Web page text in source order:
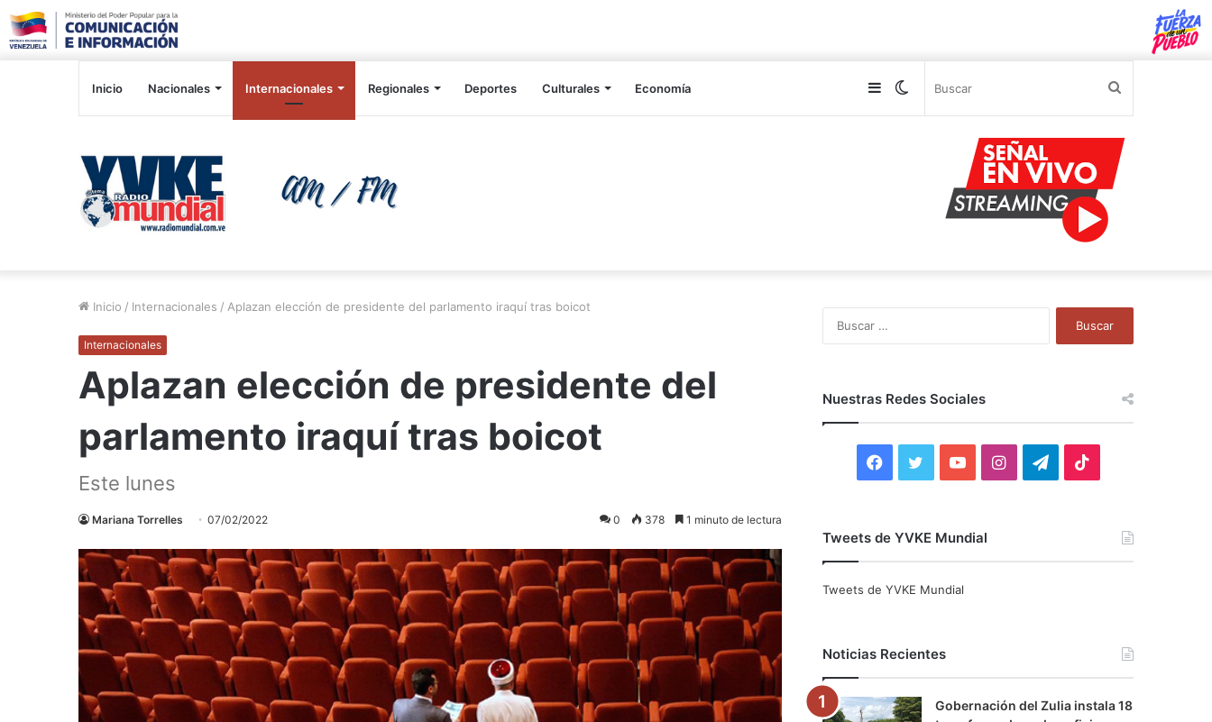
Inicio Nacionales Internacionales Regionales Deportes Culturales Economía Switch
Sidebar
Inicio / Internacionales / Aplazan elección de presidente del parlamento iraquí tras boicot
Internacionales
Aplazan elección de presidente del
parlamento iraquí tras boicot
Este lunes
Mariana Torrelles 07/02/2022 0 378 1 minuto de lectura
Nuestras Redes Sociales
F
c
o
k
i
r
Y
u
e
I
r
a
T
a
m
Tweets de YVKE Mundial
Tweets de YVKE Mundial
Noticias Recientes
Gobernación del Zulia instala 18